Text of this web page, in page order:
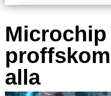
alla